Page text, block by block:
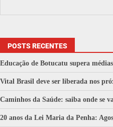
POSTS RECENTES
Educação de Botucatu supera
Vital Brasil deve ser liberada nos
Caminhos da Saúde: saiba onde se
20 anos da Lei Maria da Penha: